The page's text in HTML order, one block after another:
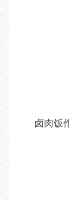
卤肉饭作